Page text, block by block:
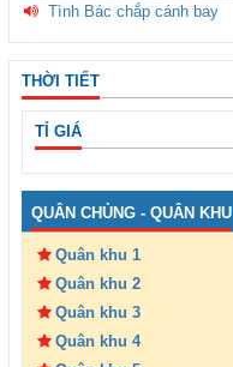
Tình Bác chắp cánh bay
THỜI TIẾT
TỈ GIÁ
QUÂN CHỦNG - QUÂN KHU
Quân khu 1
Quân khu 2
Quân khu 3
Quân khu 4